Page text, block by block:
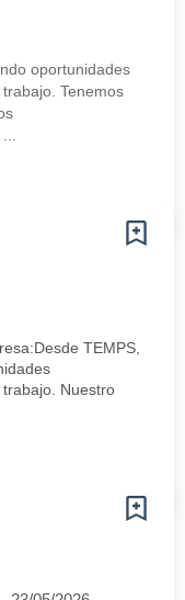
oportunidades
Tenemos
TEMPS,
Nuestro